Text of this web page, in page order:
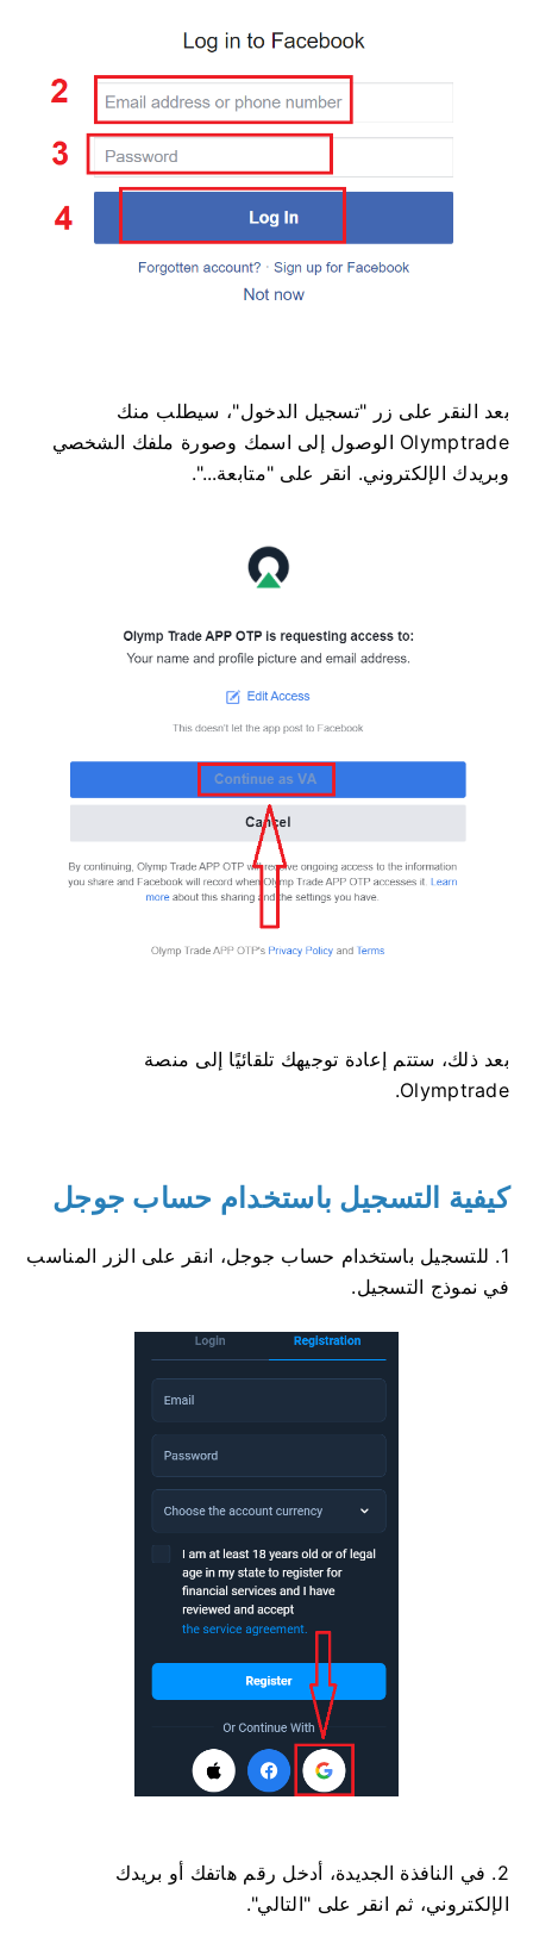
بعد النقر على زر "تسجيل الدخول"، سيطلب منك
Olymptrade الوصول إلى اسمك وصورة ملفك الشخصي
وبريدك الإلكتروني. انقر على "متابعة...".
بعد ذلك، ستتم إعادة توجيهك تلقائيًا إلى منصة
Olymptrade.
كيفية التسجيل باستخدام حساب جوجل
1. للتسجيل باستخدام حساب جوجل، انقر على الزر المناسب
في نموذج التسجيل.
2. في النافذة الجديدة، أدخل رقم هاتفك أو بريدك
الإلكتروني، ثم انقر على "التالي".